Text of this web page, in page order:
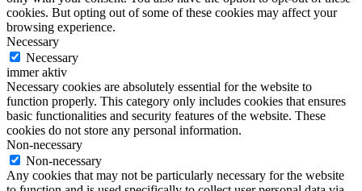
cookies. But opting out of some of these cookies may affect your
browsing experience.
Necessary
Necessary
immer aktiv
Necessary cookies are absolutely essential for the website to
function properly. This category only includes cookies that ensures
basic functionalities and security features of the website. These
cookies do not store any personal information.
Non-necessary
Non-necessary
Any cookies that may not be particularly necessary for the website